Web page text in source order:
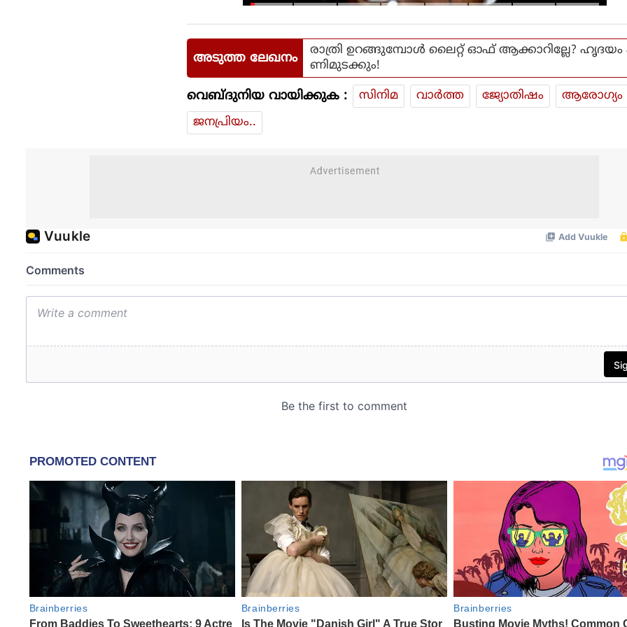
അടുത്ത ലേഖനം
രാത്രി ഉറങ്ങുമ്പോൾ ലൈറ്റ് ഓഫ് ആക്കാറില്ലേ? ഹൃദയം
ണിമുടക്കും!
വെബ്ദുനിയ വായിക്കുക : സിനിമ വാര്‍ത്ത ജ്യോതിഷം
ആരോഗ്യം
ജനപ്രിയം..